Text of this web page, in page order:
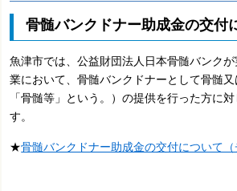
骨髄バンクドナー助成金の交付
魚津市では、公益財団法人日本骨髄バンク
業において、骨髄バンクドナーとして骨髄
「骨髄等」という。）の提供を行った方に
す。
★骨髄バンクドナー助成金の交付について（